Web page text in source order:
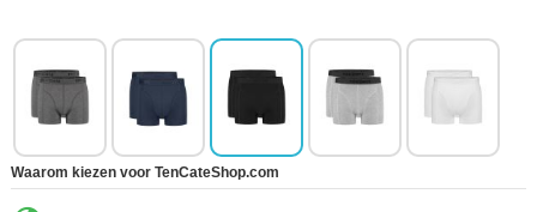
Waarom kiezen voor TenCateShop.com